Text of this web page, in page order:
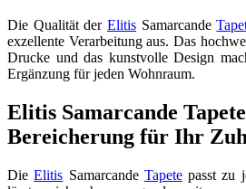
Die Qualität der Elitis Samarcande
exzellente Verarbeitung aus. Das
Drucke und das kunstvolle Design
Ergänzung für jeden Wohnraum.
Elitis Samarcande
Bereicherung für Ihr
DieElitis Samarcande Tapetepasst zu